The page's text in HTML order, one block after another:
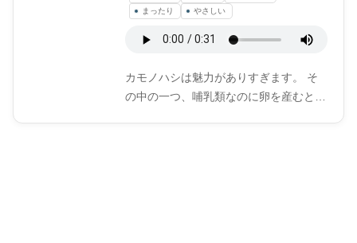
まったり
やさしい
カモノハシは魅力がありすぎます。 そ
の中の一つ、哺乳類なのに卵を産むと…